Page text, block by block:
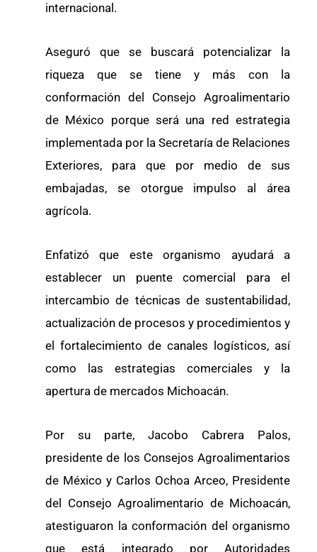
internacional.
Aseguró que se buscará potencializar la
riqueza que se tiene y más con la
conformación del Consejo Agroalimentario
de México porque será una red estrategia
implementada por la Secretaría de Relaciones
Exteriores, para que por medio de sus
embajadas, se otorgue impulso al área
agrícola.
Enfatizó que este organismo ayudará a
establecer un puente comercial para el
intercambio de técnicas de sustentabilidad,
actualización de procesos y procedimientos y
el fortalecimiento de canales logísticos, así
como las estrategias comerciales y la
apertura de mercados Michoacán.
Por su parte, Jacobo Cabrera Palos,
presidente de los Consejos Agroalimentarios
de México y Carlos Ochoa Arceo, Presidente
del Consejo Agroalimentario de Michoacán,
atestiguaron la conformación del organismo
que está integrado por Autoridades